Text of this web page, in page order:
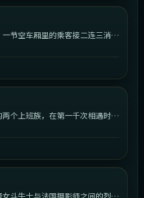
节空车厢里的乘客接二连三消
个上班族，在第一千次相遇时终